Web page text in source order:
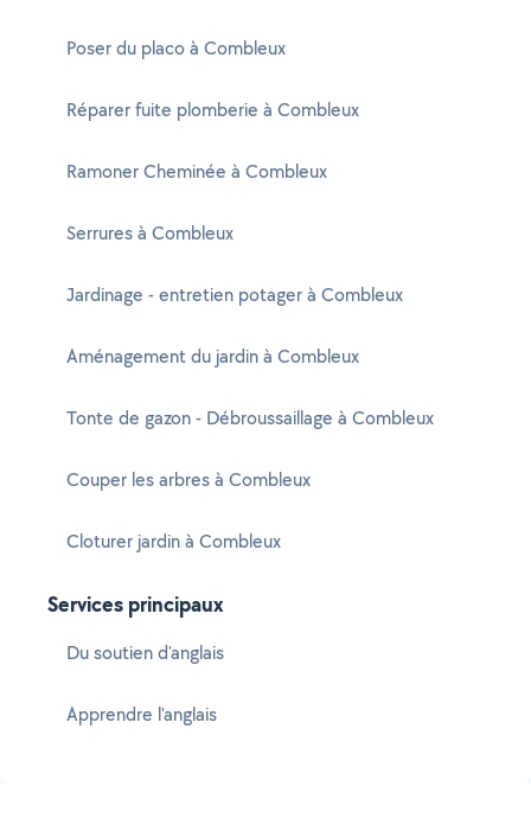
Poser du placo à Combleux
Réparer fuite plomberie à Combleux
Ramoner Cheminée à Combleux
Serrures à Combleux
Jardinage - entretien potager à Combleux
Aménagement du jardin à Combleux
Tonte de gazon - Débroussaillage à Combleux
Couper les arbres à Combleux
Cloturer jardin à Combleux
Services principaux
Du soutien d'anglais
Apprendre l'anglais